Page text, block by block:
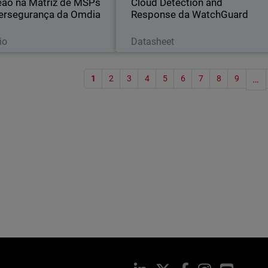
na Matriz de MSPs
da Omdia
Cloud Detection and
Response da WatchGuard
Datasheet
1 2 3 4 5 6 7 8 9 …